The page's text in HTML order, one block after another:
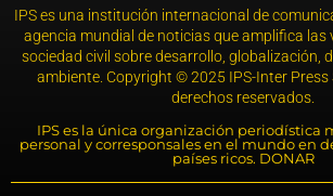
IPS es una institución internacional de
agencia mundial de noticias que amplifica las
sociedad civil sobre desarrollo, globalización,
ambiente. Copyright © 2025 IPS-Inter Press
derechos reservados.
IPS es la única organización periodística
personal y corresponsales en el mundo en
países ricos. DONAR